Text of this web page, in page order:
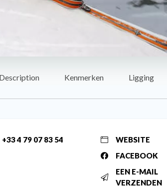
Description Kenmerken Ligging
+33 4 79 07 83 54
WEBSITE
FACEBOOK
EEN E-MAIL
VERZENDEN